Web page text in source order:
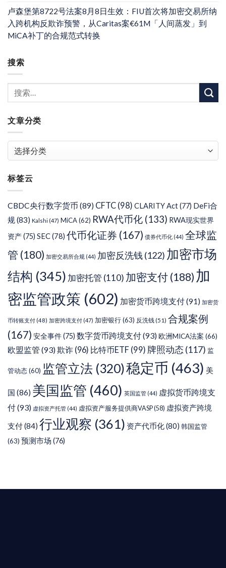
卢森堡第8722号法案8月8日生效：FIU首次将加密交易所纳
入跨机构反欺诈预警，从Caritas案€61M「人间蒸发」到
MiCA补丁的合规范式转换
搜索
文章分类
类
标签云
CBDC央行数字货币 (89) CFTC (98) CLARITY Act(77) DeFi合
规(83) Kalshi (47) MiCA(62) RWA代币化 (133) RWA现实世界
资产(75) SEC(78) 代币化证券 (167) 债券代币化 (44) 全球监
管 (180) 加密交易所合规 (44) 加密反洗钱 (122) 加密市场
结构 (345) 加密托管 (110) 加密支付 (188) 加
密监管政策 (602) 加密货币跨境支付(91) 加密货
币转账支付 (48) 加密跨境支付 (47) 加密银行(63) 反洗钱(51) 合规案例
(167) 安全事件(75) 数字货币跨境支付(93)欧洲MICA法案 (66)
欧盟监管 (93)欺诈 (96) 比特币ETF (99) 牌照动态 (117) 监
管动态(60) 监管立法 (320)稳定币 (463) 美
国 (86) 美国监管 (460) 英国监管 (44) 虚拟货币跨境支
付(93) 虚拟资产托管 (44) 虚拟资产服务提供商VASP(58) 虚拟资产跨境
支付(84) 行业观察 (361) 资产代币化(80) 韩国监管
(63) 预测市场 (76)